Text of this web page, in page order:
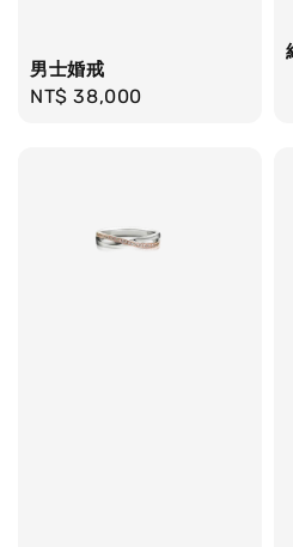
男士婚戒
Regular
NT$ 38,000